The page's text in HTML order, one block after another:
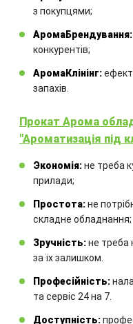
Замовте
з покупцями;
АромаБрендування:
конкурентів;
АромаКлінінг:
запахів.
Прокат Арома
"Ароматизація під
Экономія:не треба
прилади;
Простота:не
складне обладнання;
Зручність:не треба
за їх залишком.
Професійність:
та сервіс 24 на 7.
Доступність: